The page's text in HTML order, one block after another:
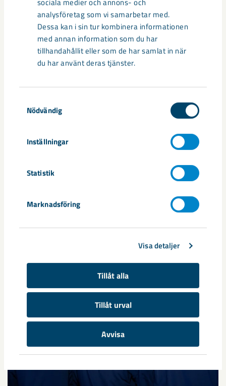
analysföretag som vi samarbetar med.
Dessa kan i sin tur kombinera informationen
med annan information som du har
tillhandahållit eller som de har samlat in när
du har använt deras tjänster.
Nödvändig
Inställningar
Statistik
Marknadsföring
Visa detaljer
Tillåt alla
Tillåt urval
Avvisa
Sibirien-området i gamla Kiruna
centrum avvecklas under 2026
gamla Kiruna centrum på grund av den pågående gruvdriften